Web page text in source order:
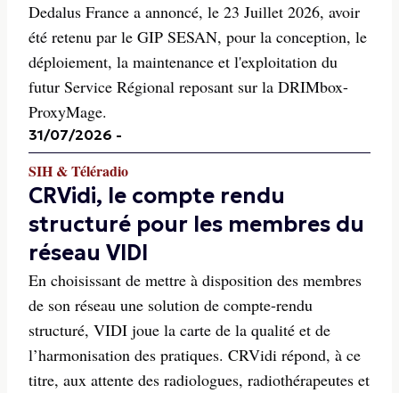
Dedalus France a annoncé, le 23 Juillet 2026, avoir
été retenu par le GIP SESAN, pour la conception, le
déploiement, la maintenance et l'exploitation du
futur Service Régional reposant sur la DRIMbox-
ProxyMage.
31/07/2026 -
SIH & Téléradio
CRVidi, le compte rendu
structuré pour les membres du
réseau VIDI
En choisissant de mettre à disposition des membres
de son réseau une solution de compte-rendu
structuré, VIDI joue la carte de la qualité et de
l’harmonisation des pratiques. CRVidi répond, à ce
titre, aux attente des radiologues, radiothérapeutes et